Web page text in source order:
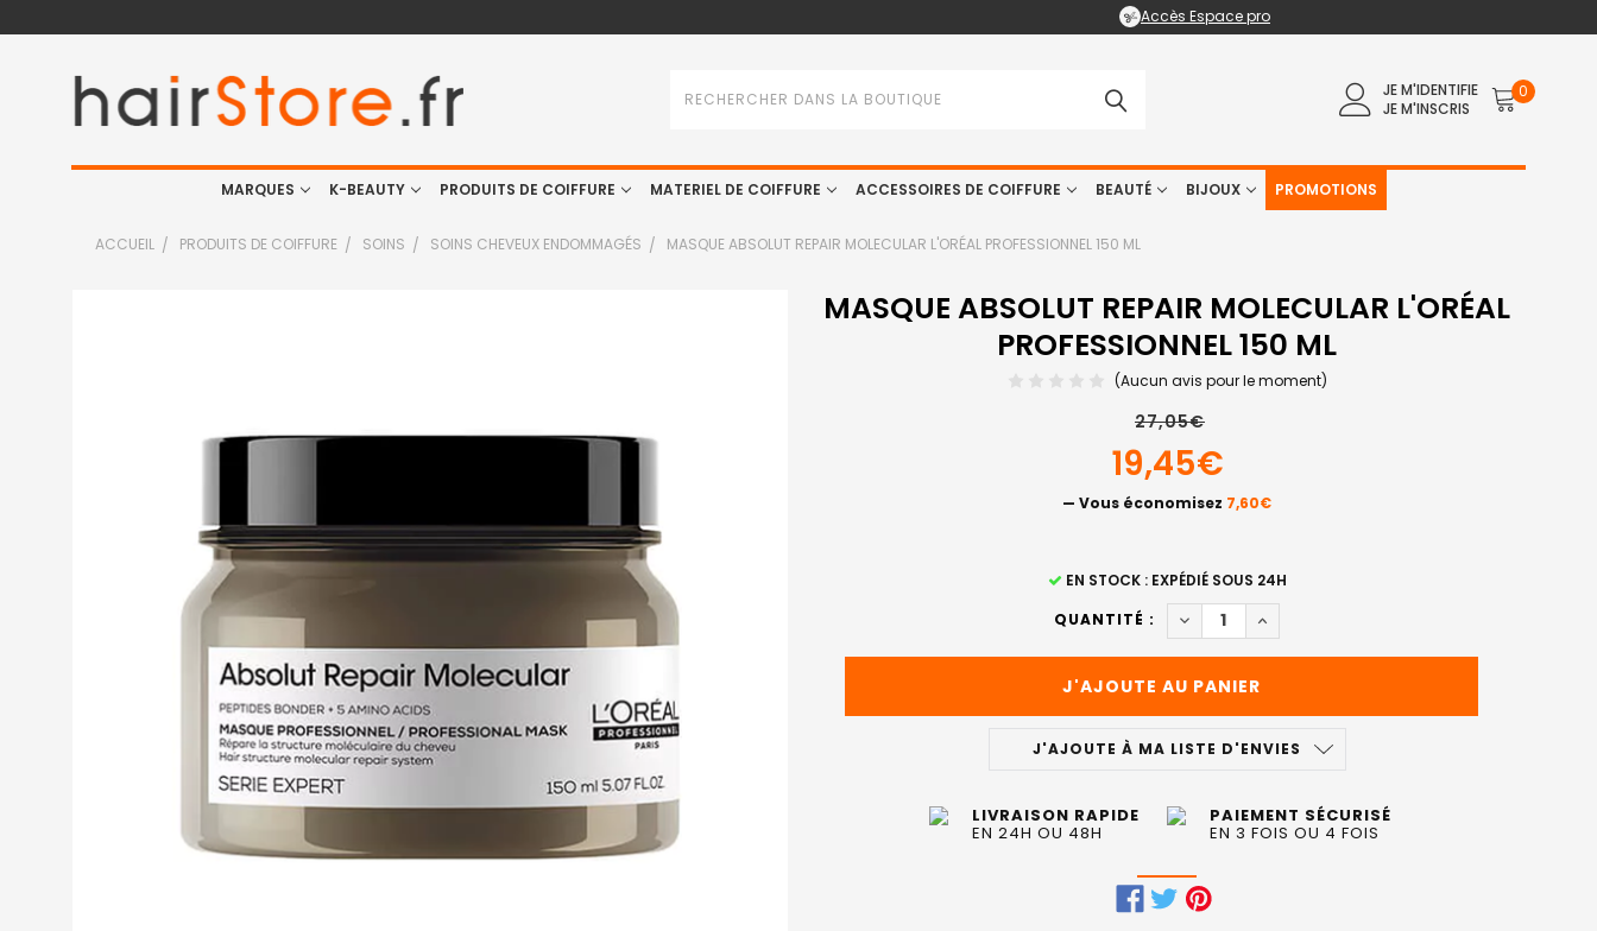
Accès Espace pro
JE M'IDENTIFIE
JE M'INSCRIS
0
MARQUES K-BEAUTY PRODUITS DE COIFFURE MATERIEL DE COIFFURE ACCESSOIRES DE COIFFURE BEAUTÉ BIJOUX PROMOTIONS
ACCUEIL PRODUITS DE COIFFURE SOINS SOINS CHEVEUX ENDOMMAGÉS MASQUE ABSOLUT REPAIR MOLECULAR L'ORÉAL PROFESSIONNEL 150 ML
MASQUE ABSOLUT REPAIR MOLECULAR L'ORÉAL
PROFESSIONNEL 150 ML
(Aucun avis pour le moment)
27,05€
19,45€
— Vous économisez 7,60€
EN STOCK : EXPÉDIÉ SOUS 24H
QUANTITÉ :
DIMINUER LA QUANTITÉ DE MASQUE ABSOLUT
AUGMENTER LA QUANTITÉ DE MASQUE
J'AJOUTE À MA LISTE D'ENVIES
LIVRAISON RAPIDE
EN 24H OU 48H
PAIEMENT SÉCURISÉ
EN 3 FOIS OU 4 FOIS